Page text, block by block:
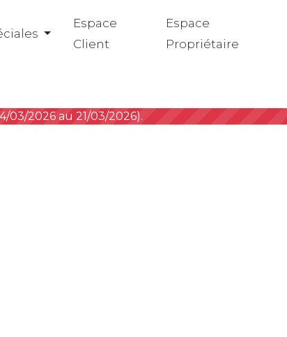
Espace
Client
Espace
Propriétaire
03/2026 au 21/03/2026).